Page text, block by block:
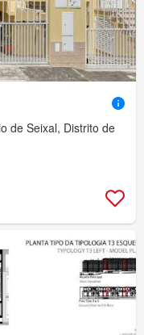
de Seixal, Distrito de